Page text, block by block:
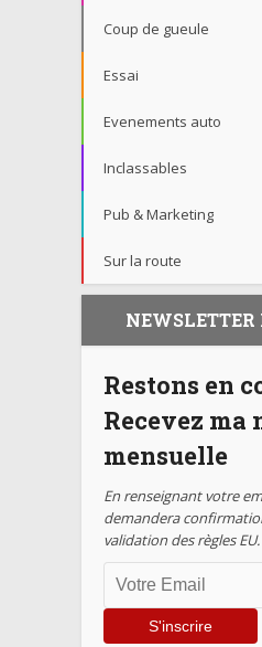
Coup de gueule
Essai
Evenements auto
Inclassables
Pub & Marketing
Sur la route
Restons en
Recevez ma
mensuelle
En renseignant votre
demandera
validation des règles EU.